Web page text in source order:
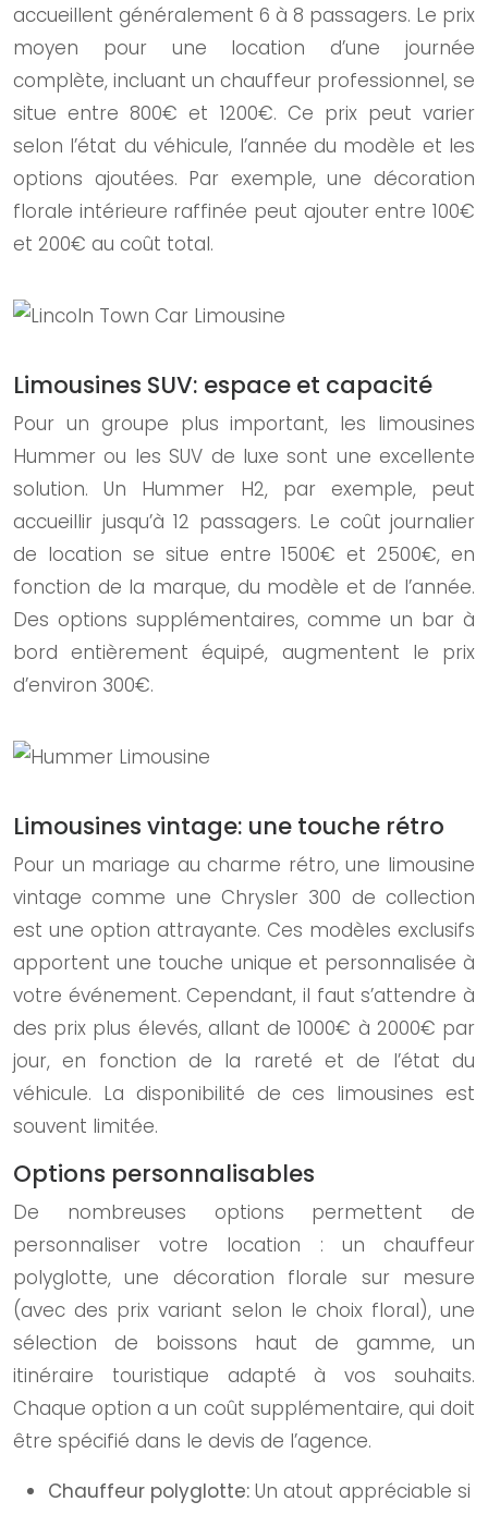
accueillent généralement 6 à 8 passagers. Le prix
moyen pour une location d’une journée
complète, incluant un chauffeur professionnel, se
situe entre 800€ et 1200€. Ce prix peut varier
selon l’état du véhicule, l’année du modèle et les
options ajoutées. Par exemple, une décoration
florale intérieure raffinée peut ajouter entre 100€
et 200€ au coût total.
Limousines SUV: espace et capacité
Pour un groupe plus important, les limousines
Hummer ou les SUV de luxe sont une excellente
solution. Un Hummer H2, par exemple, peut
accueillir jusqu’à 12 passagers. Le coût journalier
de location se situe entre 1500€ et 2500€, en
fonction de la marque, du modèle et de l’année.
Des options supplémentaires, comme un bar à
bord entièrement équipé, augmentent le prix
d’environ 300€.
Limousines vintage: une touche rétro
Pour un mariage au charme rétro, une limousine
vintage comme une Chrysler 300 de collection
est une option attrayante. Ces modèles exclusifs
apportent une touche unique et personnalisée à
votre événement. Cependant, il faut s’attendre à
des prix plus élevés, allant de 1000€ à 2000€ par
jour, en fonction de la rareté et de l’état du
véhicule. La disponibilité de ces limousines est
souvent limitée.
Options personnalisables
De nombreuses options permettent de
personnaliser votre location : un chauffeur
polyglotte, une décoration florale sur mesure
(avec des prix variant selon le choix floral), une
sélection de boissons haut de gamme, un
itinéraire touristique adapté à vos souhaits.
Chaque option a un coût supplémentaire, qui doit
être spécifié dans le devis de l’agence.
Chauffeur polyglotte: Un atout appréciable si